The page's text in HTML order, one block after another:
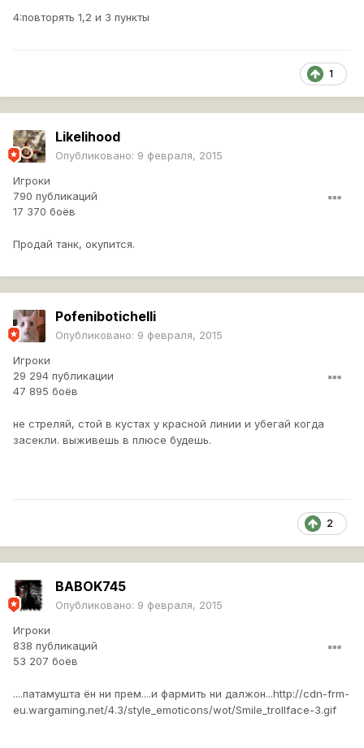
4:повторять 1,2 и 3 пункты
1
Likelihood
Опубликовано: 9 февраля, 2015
Игроки
790 публикаций
17 370 боёв
Продай танк, окупится.
Pofenibotichelli
Опубликовано: 9 февраля, 2015
Игроки
29 294 публикации
47 895 боёв
не стреляй, стой в кустах у красной линии и убегай когда
засекли. выживешь в плюсе будешь.
2
BABOK745
Опубликовано: 9 февраля, 2015
Игроки
838 публикаций
53 207 боёв
....патамушта ён ни прем....и фармить ни далжон...http://cdn-frm-
eu.wargaming.net/4.3/style_emoticons/wot/Smile_trollface-3.gif